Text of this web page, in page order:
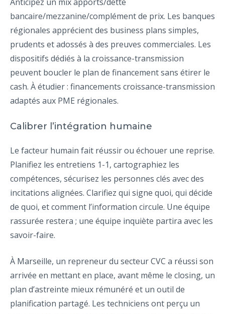
bancaire/mezzanine/complément de prix. Les banques
régionales apprécient des business plans simples,
prudents et adossés à des preuves commerciales. Les
dispositifs dédiés à la croissance-transmission
peuvent boucler le plan de financement sans étirer le
cash. À étudier : financements croissance-transmission
adaptés aux PME régionales.
Calibrer l’intégration humaine
Le facteur humain fait réussir ou échouer une reprise.
Planifiez les entretiens 1-1, cartographiez les
compétences, sécurisez les personnes clés avec des
incitations alignées. Clarifiez qui signe quoi, qui décide
de quoi, et comment l’information circule. Une équipe
rassurée restera ; une équipe inquiète partira avec les
savoir-faire.
À Marseille, un repreneur du secteur CVC a réussi son
arrivée en mettant en place, avant même le closing, un
plan d’astreinte mieux rémunéré et un outil de
planification partagé. Les techniciens ont perçu un